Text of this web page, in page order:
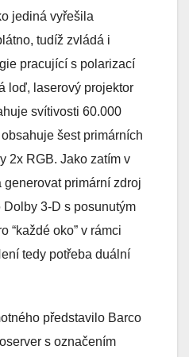
jediná vyřešila
tudíž zvládá i
pracující s polarizací
loď, laserový projektor
svítivosti 60.000
šest primárních
2x RGB. Jako zatím v
primární zdroj
3-D s posunutým
“každé oko” v rámci
tedy potřeba duální
představilo Barco
s označením